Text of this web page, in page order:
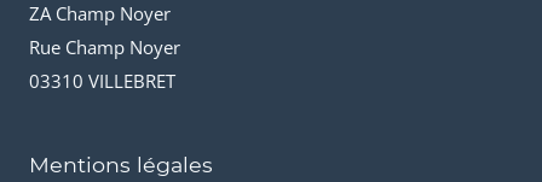
ZA Champ Noyer
Rue Champ Noyer
03310 VILLEBRET
Mentions légales